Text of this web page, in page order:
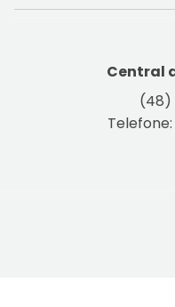
Central
(48)